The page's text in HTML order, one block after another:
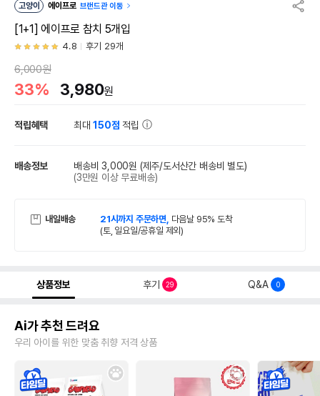
고양이 에이프로 브랜드관 이동
[1+1] 에이프로 참치 5개입
4.8 후기 29개
6,000원
33% 3,980원
적립혜택 최대150점 적립
배송정보 배송비 3,000원 (제주/도서산간 배송비 별도)
(3만원 이상 무료배송)
내일배송 21시까지 주문하면, 다음날 95% 도착
(토, 일요일/공휴일 제외)
상품정보 후기 29 Q&A 0
Ai가 추천 드려요
우리 아이를 위한 맞춤 취향 저격 상품